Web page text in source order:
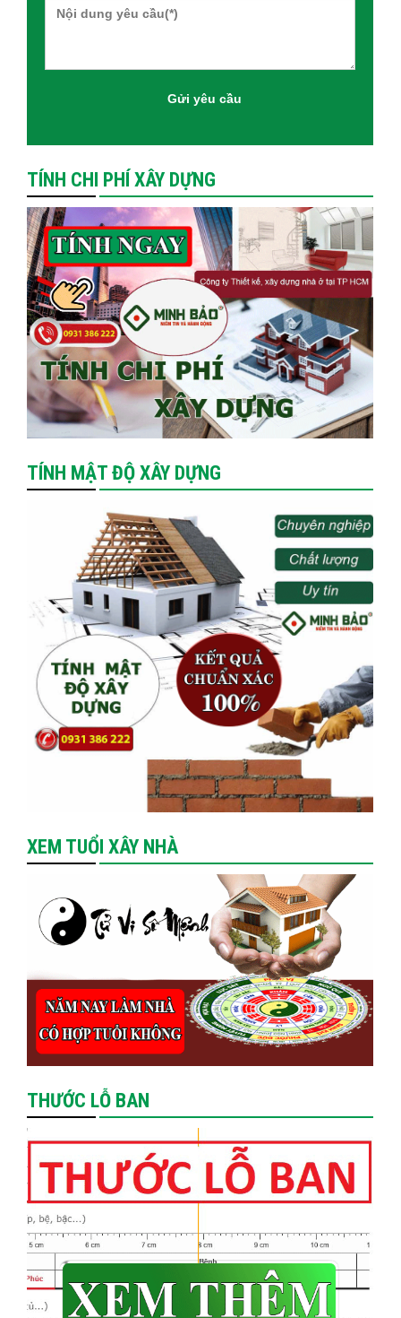
TÍNH CHI PHÍ XÂY DỰNG
TÍNH MẬT ĐỘ XÂY DỰNG
XEM TUỔI XÂY NHÀ
THƯỚC LỖ BAN